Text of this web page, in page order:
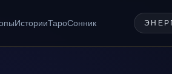
ИсторииТароСонник